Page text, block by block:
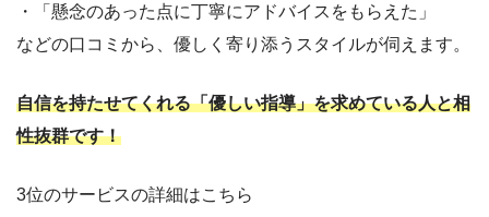
・「懸念のあった点に丁寧にアドバイスをもらえた」
などの口コミから、優しく寄り添うスタイルが伺えます。
自信を持たせてくれる「優しい指導」を求めている人と相
性抜群です！
3位のサービスの詳細はこちら